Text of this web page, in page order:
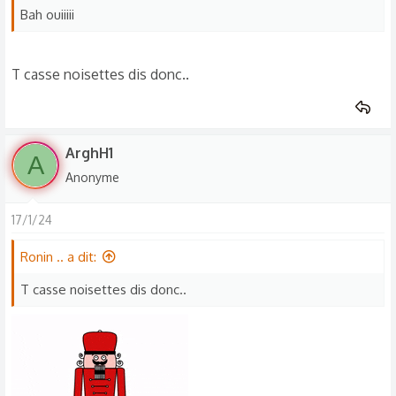
Bah ouiiiii
T casse noisettes dis donc..
A ArghH1
Anonyme
17/1/24
Ronin .. a dit:
T casse noisettes dis donc..